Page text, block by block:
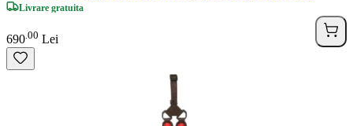
Livrare gratuita
690 00 Lei